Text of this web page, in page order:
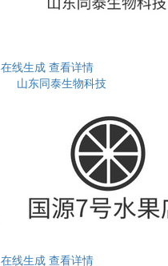
在线生成 查看详情
山东同泰生物科技
在线生成 查看详情